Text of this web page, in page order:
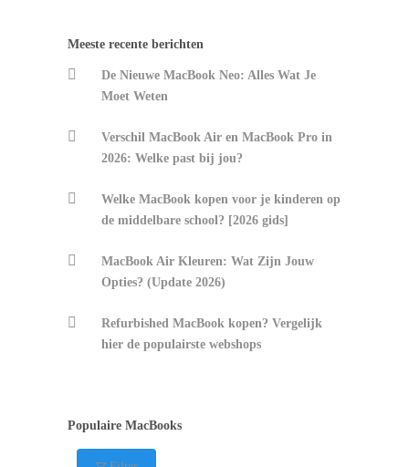
Meeste recente berichten
De Nieuwe MacBook Neo: Alles Wat Je
Moet Weten
Verschil MacBook Air en MacBook Pro in
2026: Welke past bij jou?
Welke MacBook kopen voor je kinderen op
de middelbare school? [2026 gids]
MacBook Air Kleuren: Wat Zijn Jouw
Opties? (Update 2026)
Refurbished MacBook kopen? Vergelijk
hier de populairste webshops
Populaire MacBooks